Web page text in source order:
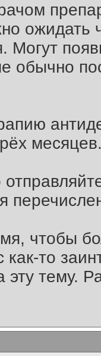
ожидать
Могут
обычно
чтобы
как-то
тему.